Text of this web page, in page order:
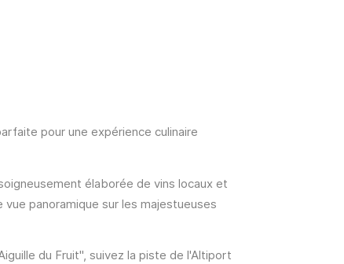
pour une expérience culinaire
élaborée de vins locaux et
panoramique sur les majestueuses
du Fruit", suivez la piste de l'Altiport